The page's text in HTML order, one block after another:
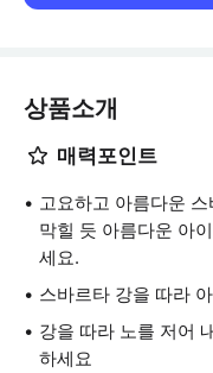
상품소개
매력포인트
고요하고 아름다운
막힐 듯 아름다운 아
세요.
스바르타 강을 따라
강을 따라 노를 저어
하세요